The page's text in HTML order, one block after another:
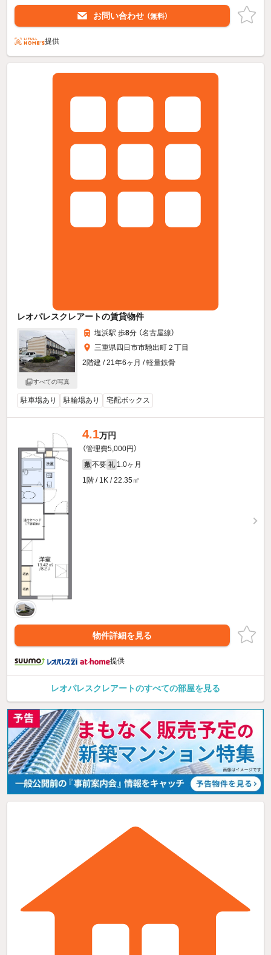
お問い合わせ （無料）
提供
レオパレスクレアートの賃貸物件
すべての写真
塩浜駅 歩8分 （名古屋線）
三重県四日市市馳出町２丁目
2階建 / 21年6ヶ月 / 軽量鉄骨
駐車場あり 駐輪場あり 宅配ボックス
4.1万円
（管理費5,000円）
敷 不要 礼 1.0ヶ月
1階 / 1K / 22.35㎡
物件詳細を見る
提供
レオパレスクレアートのすべての部屋を見る